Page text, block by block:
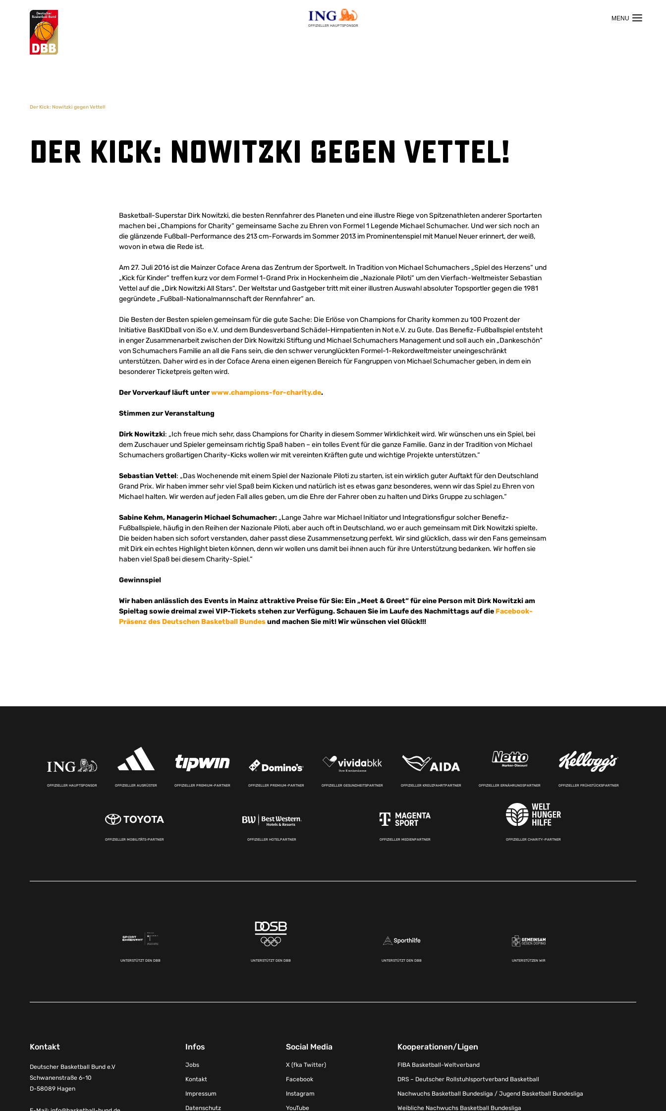
OFFIZIELLER HAUPTSPONSOR
Suchvorschläge
Der Kick: Nowitzki gegen Vettel!
Der Kick: Nowitzki gegen Vettel!
Basketball-Superstar Dirk Nowitzki, die besten Rennfahrer des Planeten und eine illustre Riege von Spitzenathleten anderer Sportarten
machen bei „Champions for Charity“ gemeinsame Sache zu Ehren von Formel 1 Legende Michael Schumacher. Und wer sich noch an
die glänzende Fußball-Performance des 213 cm-Forwards im Sommer 2013 im Prominentenspiel mit Manuel Neuer erinnert, der weiß,
wovon in etwa die Rede ist.
Am 27. Juli 2016 ist die Mainzer Coface Arena das Zentrum der Sportwelt. In Tradition von Michael Schumachers „Spiel des Herzens“ und
„Kick für Kinder“ treffen kurz vor dem Formel 1-Grand Prix in Hockenheim die „Nazionale Piloti“ um den Vierfach-Weltmeister Sebastian
Vettel auf die „Dirk Nowitzki All Stars“. Der Weltstar und Gastgeber tritt mit einer illustren Auswahl absoluter Topsportler gegen die 1981
gegründete „Fußball-Nationalmannschaft der Rennfahrer“ an.
Die Besten der Besten spielen gemeinsam für die gute Sache: Die Erlöse von Champions for Charity kommen zu 100 Prozent der
Initiative BasKIDball von iSo e.V. und dem Bundesverband Schädel-Hirnpatienten in Not e.V. zu Gute. Das Benefiz-Fußballspiel entsteht
in enger Zusammenarbeit zwischen der Dirk Nowitzki Stiftung und Michael Schumachers Management und soll auch ein „Dankeschön“
von Schumachers Familie an all die Fans sein, die den schwer verunglückten Formel-1-Rekordweltmeister uneingeschränkt
unterstützen. Daher wird es in der Coface Arena einen eigenen Bereich für Fangruppen von Michael Schumacher geben, in dem ein
besonderer Ticketpreis gelten wird.
Der Vorverkauf läuft unterwww.champions-for-charity.de.
Stimmen zur Veranstaltung
Dirk Nowitzki: „Ich freue mich sehr, dass Champions for Charity in diesem Sommer Wirklichkeit wird. Wir wünschen uns ein Spiel, bei
dem Zuschauer und Spieler gemeinsam richtig Spaß haben – ein tolles Event für die ganze Familie. Ganz in der Tradition von Michael
Schumachers großartigen Charity-Kicks wollen wir mit vereinten Kräften gute und wichtige Projekte unterstützen.“
Sebastian Vettel: „Das Wochenende mit einem Spiel der Nazionale Piloti zu starten, ist ein wirklich guter Auftakt für den Deutschland
Grand Prix. Wir haben immer sehr viel Spaß beim Kicken und natürlich ist es etwas ganz besonderes, wenn wir das Spiel zu Ehren von
Michael halten. Wir werden auf jeden Fall alles geben, um die Ehre der Fahrer oben zu halten und Dirks Gruppe zu schlagen.“
Sabine Kehm, Managerin Michael Schumacher: „Lange Jahre war Michael Initiator und Integrationsfigur solcher Benefiz-
Fußballspiele, häufig in den Reihen der Nazionale Piloti, aber auch oft in Deutschland, wo er auch gemeinsam mit Dirk Nowitzki spielte.
Die beiden haben sich sofort verstanden, daher passt diese Zusammensetzung perfekt. Wir sind glücklich, dass wir den Fans gemeinsam
mit Dirk ein echtes Highlight bieten können, denn wir wollen uns damit bei ihnen auch für ihre Unterstützung bedanken. Wir hoffen sie
haben viel Spaß bei diesem Charity-Spiel.“
Gewinnspiel
Wir haben anlässlich des Events in Mainz attraktive Preise für Sie: Ein „Meet & Greet“ für eine Person mit Dirk Nowitzki am
Spieltag sowie dreimal zwei VIP-Tickets stehen zur Verfügung. Schauen Sie im Laufe des Nachmittags auf die Facebook-
Präsenz des Deutschen Basketball Bundesund machen Sie mit! Wir wünschen viel Glück!!!
OFFIZIELLER HAUPTSPONSOR OFFIZIELLER AUSRÜSTER OFFIZIELLER PREMIUM-PARTNER OFFIZIELLER PREMIUM-PARTNER OFFIZIELLER GESUNDHEITSPARTNER OFFIZIELLER KREUZFAHRTPARTNER OFFIZIELLER ERNÄHRUNGSPARTNER OFFIZIELLER FRÜHSTÜCKSPARTNER
OFFIZIELLER MOBILITÄTS-PARTNER OFFIZIELLER HOTELPARTNER OFFIZIELLER MEDIENPARTNER OFFIZIELLER CHARITY-PARTNER
UNTERSTÜTZT DEN DBB UNTERSTÜTZT DEN DBB UNTERSTÜTZT DEN DBB UNTERSTÜTZEN WIR
Kontakt
Deutscher Basketball Bund e.V
Schwanenstraße 6-10
D-58089 Hagen
Infos
Jobs
Kontakt
Impressum
Datenschutz
Social Media
X (fka Twitter)
Facebook
Instagram
YouTube
Kooperationen/Ligen
FIBA Basketball-Weltverband
DRS – Deutscher Rollstuhlsportverband Basketball
Nachwuchs Basketball Bundesliga / Jugend Basketball Bundesliga
Weibliche Nachwuchs Basketball Bundesliga